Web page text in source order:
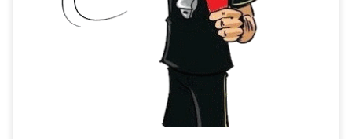
HS – Responsable des arbitres du Gers Angel VACCARO